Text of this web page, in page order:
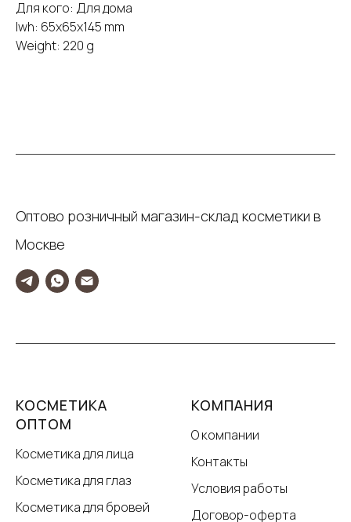
Для кого: Для дома
lwh: 65x65x145 mm
Weight: 220 g
Оптово розничный магазин-склад косметики в
Москве
КОСМЕТИКА
ОПТОМ
Косметика для лица
Косметика для глаз
Косметика для бровей
КОМПАНИЯ
О компании
Контакты
Условия работы
Договор-оферта